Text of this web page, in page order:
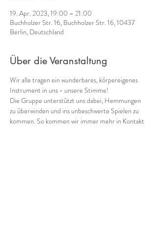
19. Apr. 2023, 19:00 – 21:00
Buchholzer Str. 16, Buchholzer Str. 16, 10437
Berlin, Deutschland
Über die Veranstaltung
Wir alle tragen ein wunderbares, körpereigenes
Instrument in uns - unsere Stimme!
Die Gruppe unterstützt uns dabei, Hemmungen
zu überwinden und ins unbeschwerte Spielen zu
kommen. So kommen wir immer mehr in Kontakt